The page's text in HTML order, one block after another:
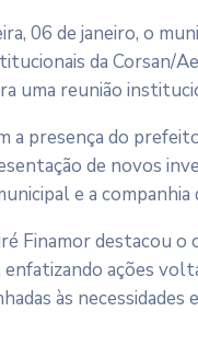
06 de janeiro, o
da Corsan/
uma reunião
a presença do
de novos
e a companhia
Finamor destacou o
ações
às necessidades